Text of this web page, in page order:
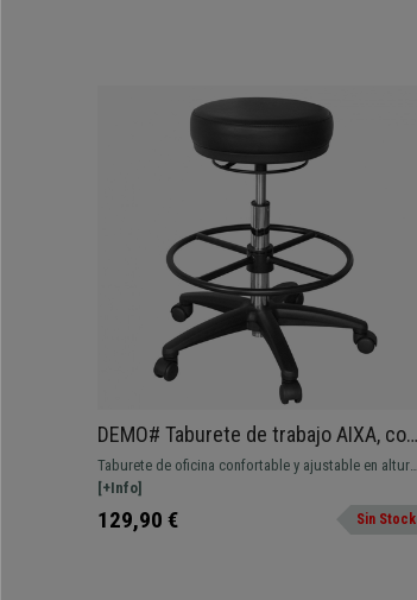
DEMO# Taburete de trabajo AIXA, con
Reposapiés, Altura Ajustable, en Piel
color Negro
Taburete de oficina confortable y ajustable en altura.
Con reposapiés y ruedas para desplazarlo.
[+Info]
129,90 € Sin Stock